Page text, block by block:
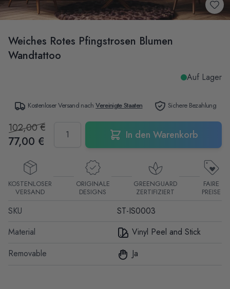
Weiches Rotes Pfingstrosen Blumen
Wandtattoo
Auf Lager
SKU
ST-IS0003
Material
Vinyl Peel and Stick
Removable
Ja
Kostenloser Versand nachVereinigte Staaten Sichere Bezahlung
102,00 €
77,00 € In den Warenkorb
KOSTENLOSER
VERSAND
ORIGINALE
DESIGNS
GREENGUARD
ZERTIFIZIERT
FAIRE
PREISE